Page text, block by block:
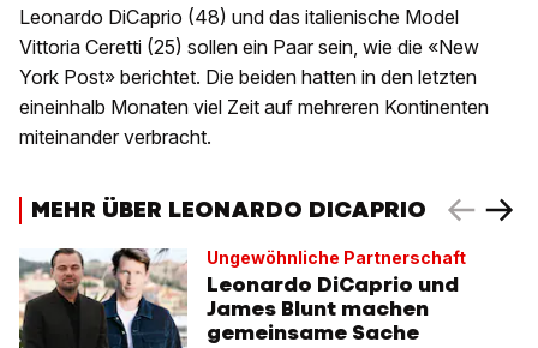
Leonardo DiCaprio (48) und das italienische Model
Vittoria Ceretti (25) sollen ein Paar sein, wie die «New
York Post» berichtet. Die beiden hatten in den letzten
eineinhalb Monaten viel Zeit auf mehreren Kontinenten
miteinander verbracht.
MEHR ÜBER LEONARDO DICAPRIO
Ungewöhnliche Partnerschaft
Leonardo DiCaprio und
James Blunt machen
gemeinsame Sache